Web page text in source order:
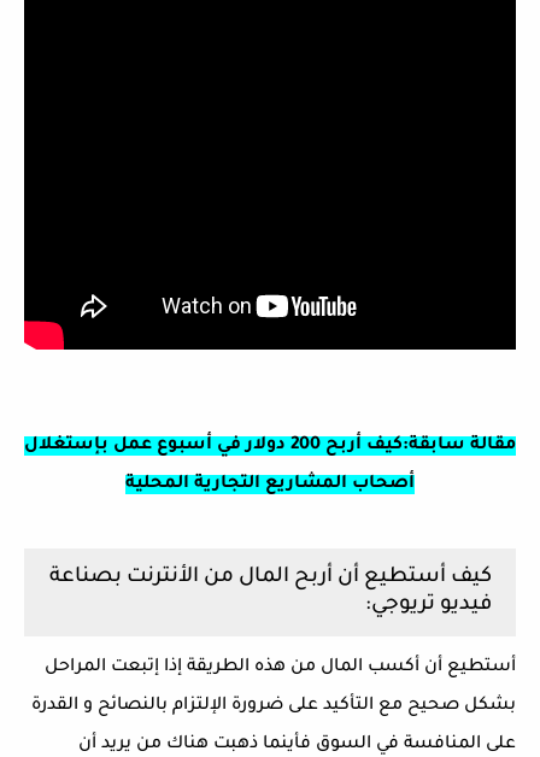
مقالة سابقة:كيف أربح 200 دولار في أسبوع عمل بإستغلال
أصحاب المشاريع التجارية المحلية
كيف أستطيع أن أربح المال من الأنترنت بصناعة
فيديو تريوجي:
أستطيع أن أكسب المال من هذه الطريقة إذا إتبعت المراحل
بشكل صحيح مع التأكيد على ضرورة الإلتزام بالنصائح و القدرة
على المنافسة في السوق فأينما ذهبت هناك من يريد أن